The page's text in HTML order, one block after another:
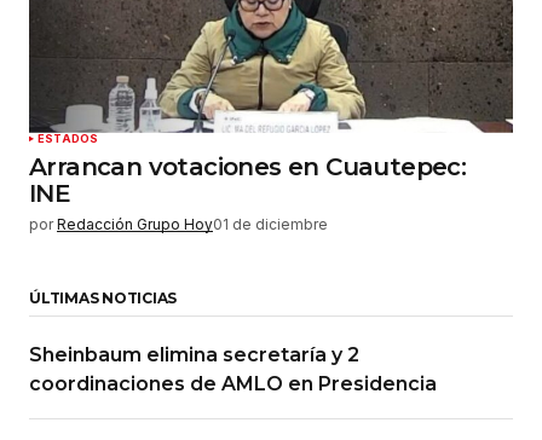
ESTADOS
Arrancan votaciones en Cuautepec:
INE
por Redacción Grupo Hoy01 de diciembre
ÚLTIMAS NOTICIAS
Sheinbaum elimina secretaría y 2
coordinaciones de AMLO en Presidencia